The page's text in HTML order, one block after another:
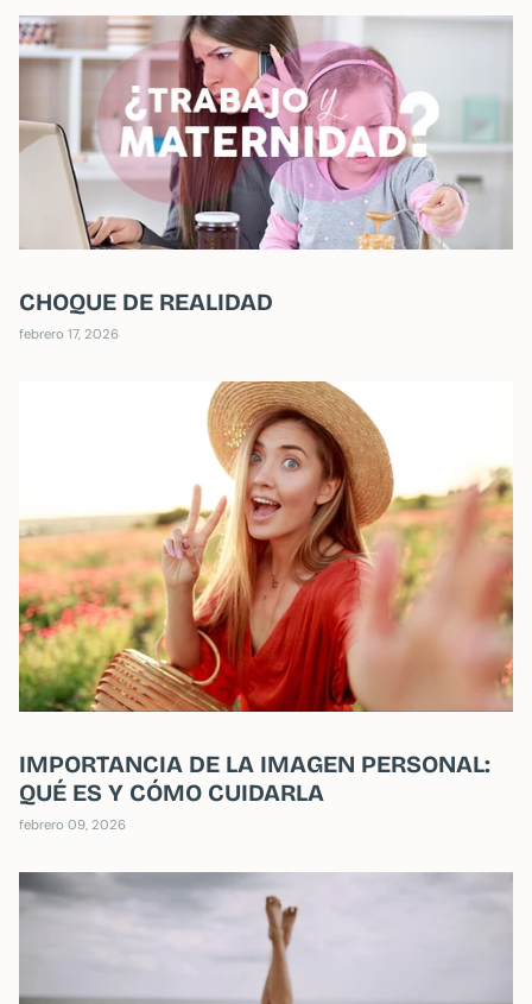
CHOQUE DE REALIDAD
febrero 17, 2026
IMPORTANCIA DE LA IMAGEN PERSONAL:
QUÉ ES Y CÓMO CUIDARLA
febrero 09, 2026